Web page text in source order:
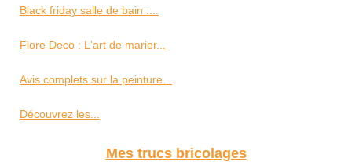
Black friday salle de bain :...
Flore Deco : L'art de marier...
Avis complets sur la peinture...
Découvrez les...
Mes trucs bricolages